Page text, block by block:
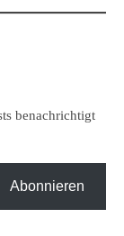
benachrichtigt
Abonnieren